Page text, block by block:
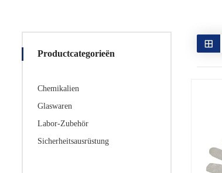
Productcategorieën
Chemikalien
Glaswaren
Labor-Zubehör
Sicherheitsausrüstung